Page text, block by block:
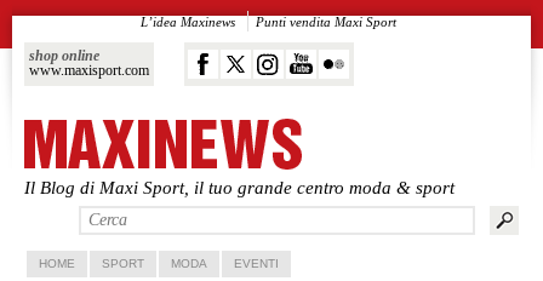
Il Blog di Maxi Sport, il tuo grande centro moda & sport
shop online
www.maxisport.com
L’idea Maxinews Punti vendita Maxi Sport
Vai al contenuto principale
Vai al contenuto secondario
HOME SPORT MODA EVENTI